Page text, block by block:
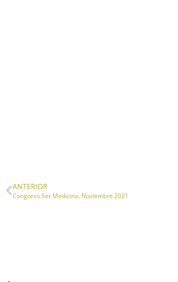
ANTERIOR
Congreso Ser Medicina, Noviembre 2021